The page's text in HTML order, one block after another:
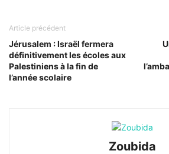
Article précédent
Jérusalem : Israël fermera
définitivement les écoles aux
Palestiniens à la fin de
l’année scolaire
Zoubida